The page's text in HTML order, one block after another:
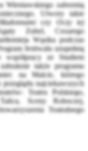
Wieniawskiego zabrzmią
Utwory takie
czy
Oczy tej
Zubel, Cezarego
Wąsika podczas
festiwalu uzupełnią
ze Studiem
także programu
na Malcie, którego
przeglądu najciekawszych
Teatru Polskiego,
Sceny Roboczej,
Teatralnego